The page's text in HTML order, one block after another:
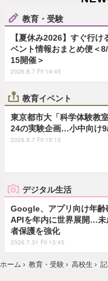
教育・受験
【夏休み2026】すぐ行け
ベント情報おまとめ便＜
15開催＞
2026.8.7 Fri 19:45
教育イベント
東京都市大「科学体験教室
24の実験企画…小中向け
2026.8.7 Fri 18:15
デジタル生活
Google、アプリ向け年齢
APIを年内に世界展開…未
者保護を強化
2026.7.31 Fri 13:45
ホーム › 教育・受験 › 高校生 ›